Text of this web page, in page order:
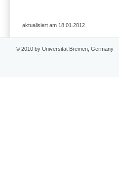
aktualisiert am 18.01.2012
© 2010 by Universität Bremen, Germany